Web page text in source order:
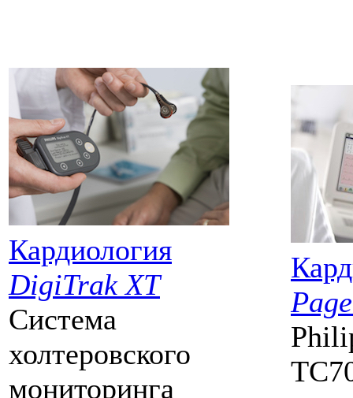
Кардиология
DigiTrak XT
Система
холтеровского
мониторинга